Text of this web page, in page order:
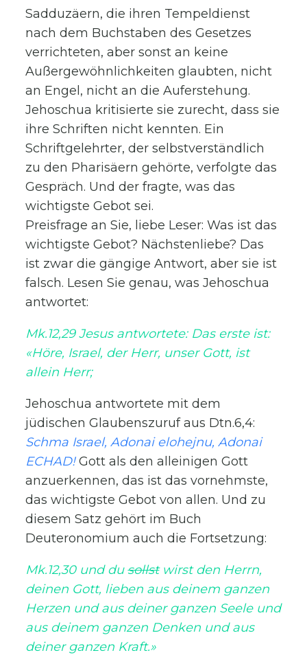
Sadduzäern, die ihren Tempeldienst
nach dem Buchstaben des Gesetzes
verrichteten, aber sonst an keine
Außergewöhnlichkeiten glaubten, nicht
an Engel, nicht an die Auferstehung.
Jehoschua kritisierte sie zurecht, dass sie
ihre Schriften nicht kennten. Ein
Schriftgelehrter, der selbstverständlich
zu den Pharisäern gehörte, verfolgte das
Gespräch. Und der fragte, was das
wichtigste Gebot sei.
Preisfrage an Sie, liebe Leser: Was ist das
wichtigste Gebot? Nächstenliebe? Das
ist zwar die gängige Antwort, aber sie ist
falsch. Lesen Sie genau, was Jehoschua
antwortet:
Mk.12,29 Jesus antwortete: Das erste ist:
«Höre, Israel, der Herr, unser Gott, ist
allein Herr;
Jehoschua antwortete mit dem
jüdischen Glaubenszuruf aus Dtn.6,4:
Schma Israel, Adonai elohejnu, Adonai
ECHAD!Gott als den alleinigen Gott
anzuerkennen, das ist das vornehmste,
das wichtigste Gebot von allen. Und zu
diesem Satz gehört im Buch
Deuteronomium auch die Fortsetzung:
Mk.12,30 und dusollstwirst den Herrn,
deinen Gott, lieben aus deinem ganzen
Herzen und aus deiner ganzen Seele und
aus deinem ganzen Denken und aus
deiner ganzen Kraft.»